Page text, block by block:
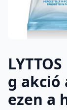
g akció
ezen a